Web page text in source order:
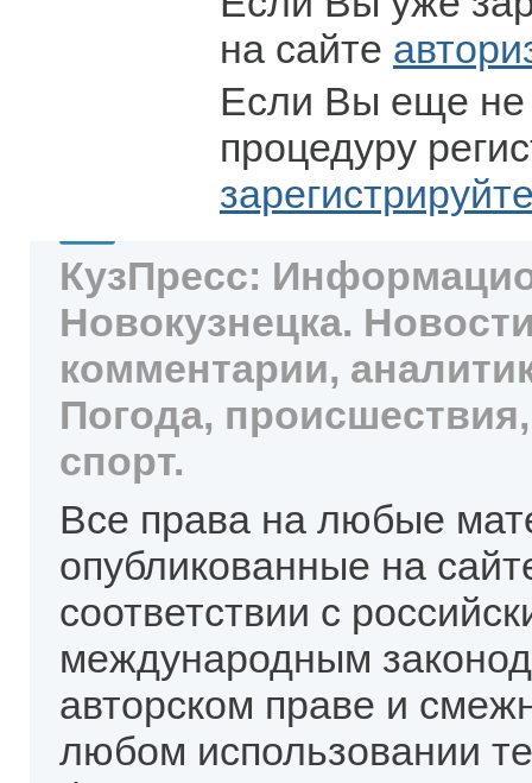
на сайте
Если Вы еще не
процедуру
КузПресс:
Новокузнецка.
комментарии,
Погода,
спорт.
Все права на любые
опубликованные на
соответствии с
международным
авторском праве и
любом использовании